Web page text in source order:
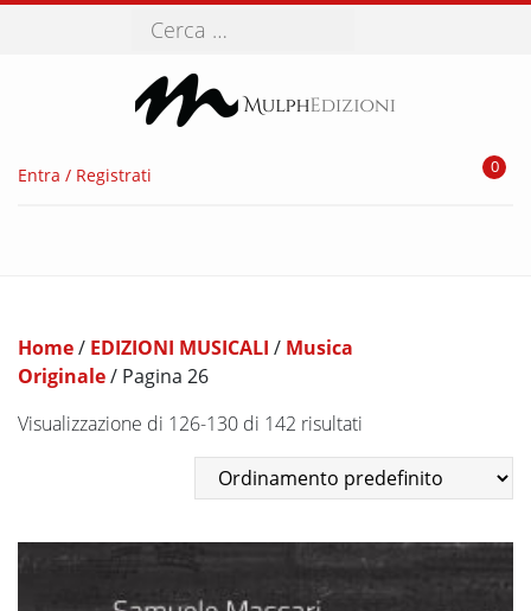
Entra / Registrati 0
Home/ EDIZIONI MUSICALI / Musica
Originale/ Pagina 26
Visualizzazione di 126-130 di 142 risultati